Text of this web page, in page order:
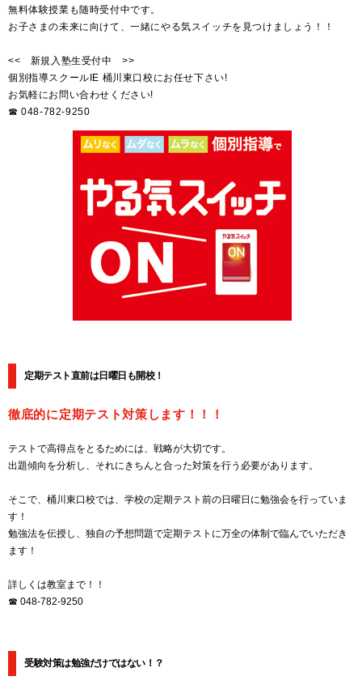
無料体験授業も随時受付中です。
お子さまの未来に向けて、一緒にやる気スイッチを見つけましょう！！
<< 新規入塾生受付中 >>
個別指導スクールIE 桶川東口校にお任せ下さい!
お気軽にお問い合わせください!
☎ 048-782-9250
定期テスト直前は日曜日も開校！
徹底的に定期テスト対策します！！！
テストで高得点をとるためには、戦略が大切です。
出題傾向を分析し、それにきちんと合った対策を行う必要があります。
そこで、桶川東口校では、学校の定期テスト前の日曜日に勉強会を行っていま
す！
勉強法を伝授し、独自の予想問題で定期テストに万全の体制で臨んでいただき
ます！
詳しくは教室まで！！
☎ 048-782-9250
受験対策は勉強だけではない！？